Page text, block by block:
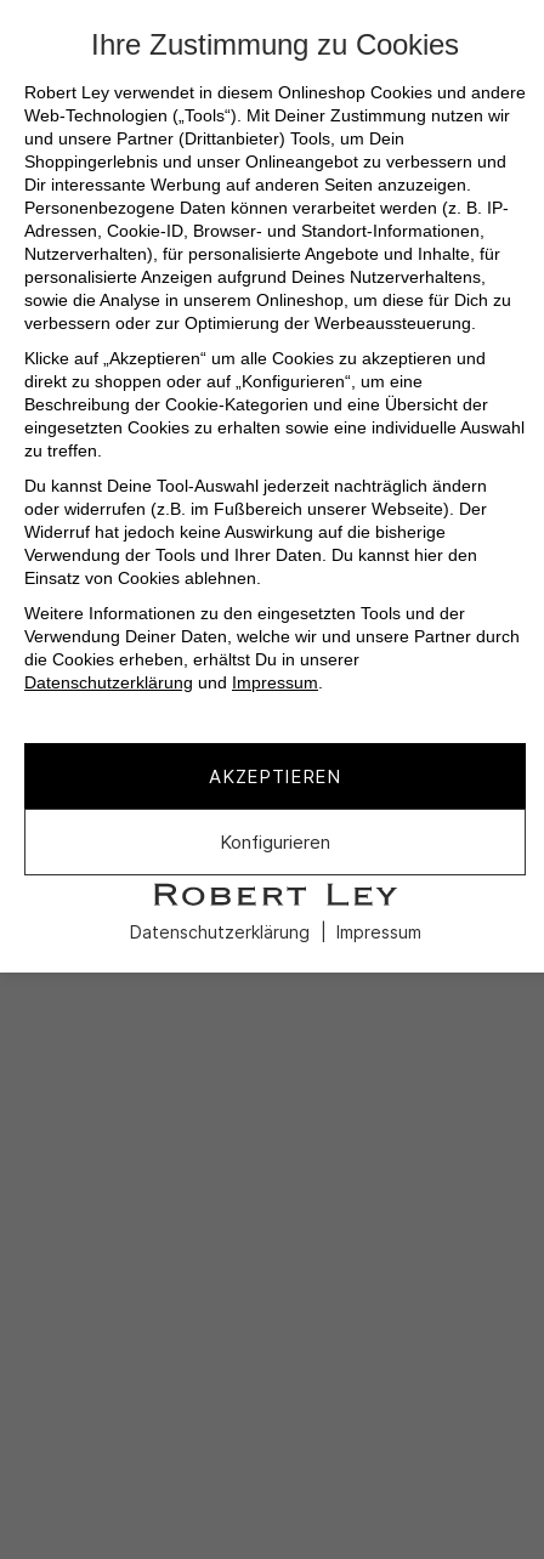
Ihre Zustimmung zu Cookies
Robert Ley verwendet in diesem Onlineshop Cookies und andere
Web-Technologien („Tools“). Mit Deiner Zustimmung nutzen wir
und unsere Partner (Drittanbieter) Tools, um Dein
Shoppingerlebnis und unser Onlineangebot zu verbessern und
Dir interessante Werbung auf anderen Seiten anzuzeigen.
Personenbezogene Daten können verarbeitet werden (z. B. IP-
Adressen, Cookie-ID, Browser- und Standort-Informationen,
Nutzerverhalten), für personalisierte Angebote und Inhalte, für
personalisierte Anzeigen aufgrund Deines Nutzerverhaltens,
sowie die Analyse in unserem Onlineshop, um diese für Dich zu
verbessern oder zur Optimierung der Werbeaussteuerung.
Klicke auf „Akzeptieren“ um alle Cookies zu akzeptieren und
direkt zu shoppen oder auf „Konfigurieren“, um eine
Beschreibung der Cookie-Kategorien und eine Übersicht der
eingesetzten Cookies zu erhalten sowie eine individuelle Auswahl
zu treffen.
Du kannst Deine Tool-Auswahl jederzeit nachträglich ändern
oder widerrufen (z.B. im Fußbereich unserer Webseite). Der
Widerruf hat jedoch keine Auswirkung auf die bisherige
Verwendung der Tools und Ihrer Daten. Du kannst hier den
Einsatz von Cookies ablehnen.
Weitere Informationen zu den eingesetzten Tools und der
Verwendung Deiner Daten, welche wir und unsere Partner durch
die Cookies erheben, erhältst Du in unserer
Datenschutzerklärung und Impressum.
AKZEPTIEREN
Konfigurieren
Datenschutzerklärung Impressum